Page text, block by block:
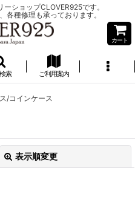
ショップCLOVER925です。
各種修理も承っております。
カート
索 ご利用案内
/コインケース
表示順変更